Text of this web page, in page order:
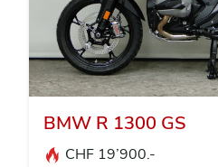
BMW R 1300 GS
CHF 19’900.-